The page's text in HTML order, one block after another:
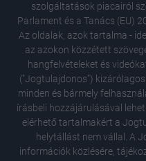
szolgáltatások piacairól
Parlament és a Tanács (EU)
Az oldalak, azok tartalma -
az azokon közzétett
hangfelvételeket és
("Jogtulajdonos")
minden és bármely
írásbeli hozzájárulásával
elérhető tartalmakért a
helytállást nem vállal. A
információk közlésére,